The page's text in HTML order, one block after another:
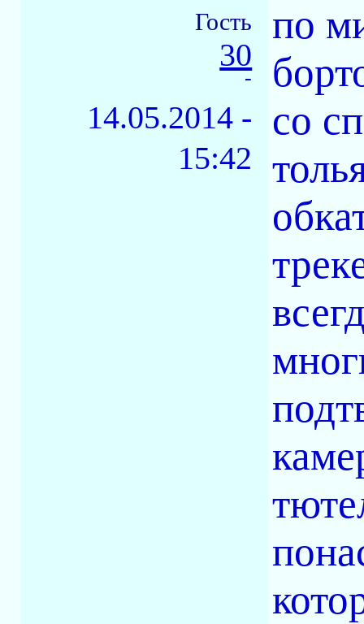
Гость
30
-
14.05.2014 -
15:42
по
со